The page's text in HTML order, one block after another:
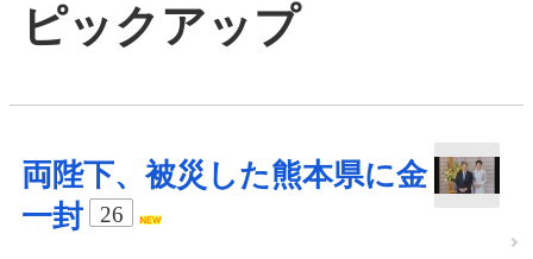
ピックアップ
両陛下、被災した熊本県に金
一封
26